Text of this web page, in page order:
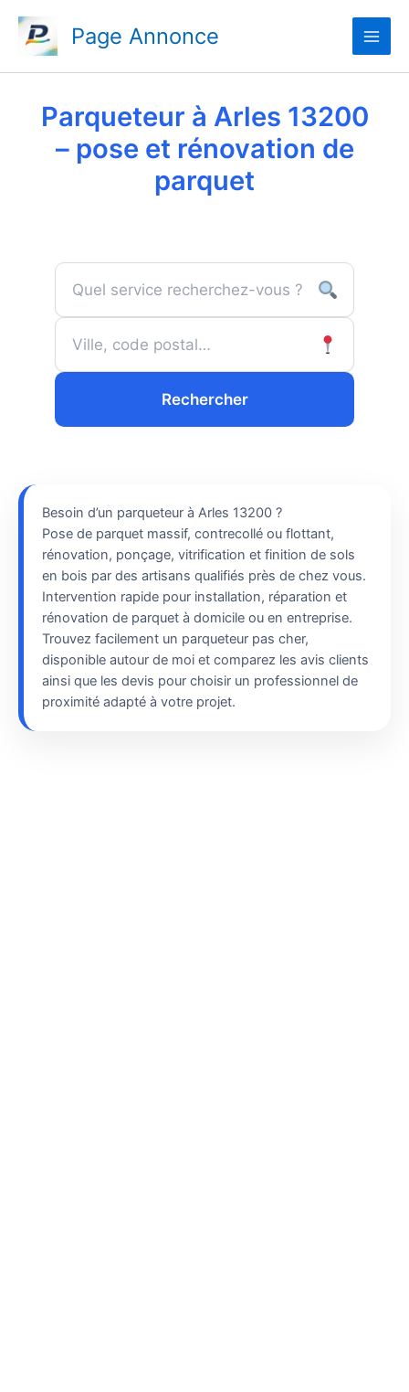
contenu
Page Annonce
Parqueteur à Arles 13200
– pose et rénovation de
parquet
Rechercher
Besoin d’un parqueteur à Arles 13200 ?
Pose de parquet massif, contrecollé ou flottant,
rénovation, ponçage, vitrification et finition de sols
en bois par des artisans qualifiés près de chez vous.
Intervention rapide pour installation, réparation et
rénovation de parquet à domicile ou en entreprise.
Trouvez facilement un parqueteur pas cher,
disponible autour de moi et comparez les avis clients
ainsi que les devis pour choisir un professionnel de
proximité adapté à votre projet.